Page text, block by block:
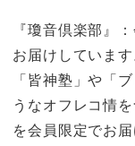
『瓊音倶楽部』
お届けしています
「皆神塾」や「
うなオフレコ情
を会員限定でお届